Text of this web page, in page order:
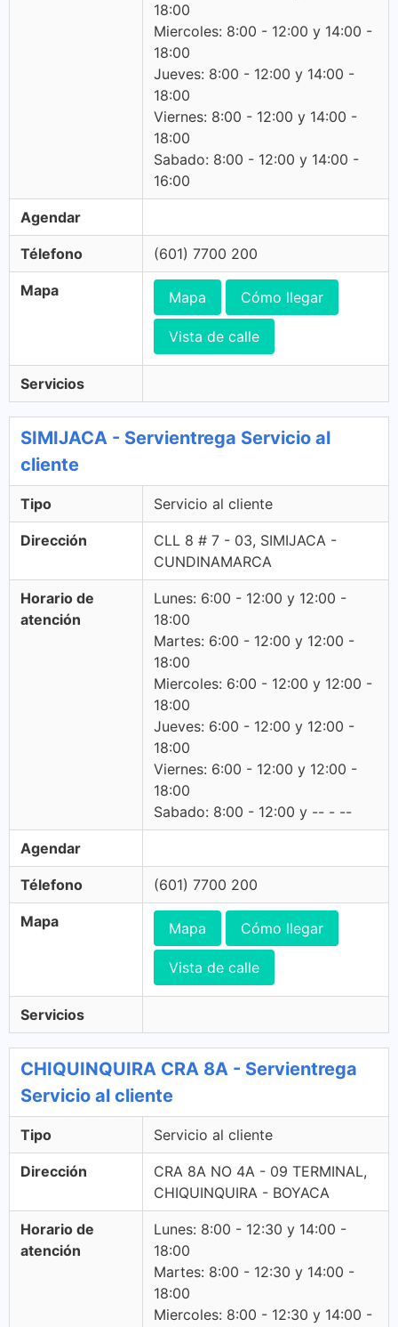
18:00
Miercoles: 8:00 - 12:00 y 14:00 -
18:00
Jueves: 8:00 - 12:00 y 14:00 -
18:00
Viernes: 8:00 - 12:00 y 14:00 -
18:00
Sabado: 8:00 - 12:00 y 14:00 -
16:00
Agendar
Télefono (601) 7700 200
Mapa Mapa Cómo llegar
Vista de calle
Servicios
SIMIJACA - Servientrega Servicio al
cliente
Tipo Servicio al cliente
Dirección
CLL 8 # 7 - 03, SIMIJACA -
CUNDINAMARCA
Horario de
atención
Lunes: 6:00 - 12:00 y 12:00 -
18:00
Martes: 6:00 - 12:00 y 12:00 -
18:00
Miercoles: 6:00 - 12:00 y 12:00 -
18:00
Jueves: 6:00 - 12:00 y 12:00 -
18:00
Viernes: 6:00 - 12:00 y 12:00 -
18:00
Sabado: 8:00 - 12:00 y -- - --
Agendar
Télefono (601) 7700 200
Mapa Mapa Cómo llegar
Vista de calle
Servicios
CHIQUINQUIRA CRA 8A - Servientrega
Servicio al cliente
Tipo Servicio al cliente
Dirección
CRA 8A NO 4A - 09 TERMINAL,
CHIQUINQUIRA - BOYACA
Horario de
atención
Lunes: 8:00 - 12:30 y 14:00 -
18:00
Martes: 8:00 - 12:30 y 14:00 -
18:00
Miercoles: 8:00 - 12:30 y 14:00 -